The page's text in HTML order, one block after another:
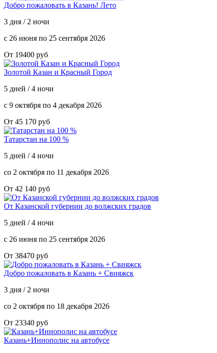
Добро пожаловать в Казань! Лето
3 дня / 2 ночи
с 26 июня по 25 сентября 2026
От 19400 руб
Золотой Казан и Красный Город
5 дней / 4 ночи
с 9 октября по 4 декабря 2026
От 45 170 руб
Татарстан на 100 %
5 дней / 4 ночи
со 2 октября по 11 декабря 2026
От 42 140 руб
От Казанской губернии до волжских градов
5 дней / 4 ночи
с 26 июня по 25 сентября 2026
От 38470 руб
Добро пожаловать в Казань + Свияжск
3 дня / 2 ночи
со 2 октября по 18 декабря 2026
От 23340 руб
Казань+Иннополис на автобусе